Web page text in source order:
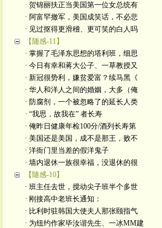
· 贺锦丽扶正当美国第一位女总统有
· 阿富罕撤军，美国成笑话，不必悲
· 见过抠得更滑稽、更可笑的白人吗
【随感-11】
· 掌握了毛泽东思想的塔利班，细思
· 今日有幸和蒋大公子、一草教授又
· 新冠很势利，嫌贫爱富？续马黑《
· 华人和洋人之间的婚姻，大多（俺
· 防腐剂，一个被忽略了的延长人类
· “我思，故我在” 者长寿
· 俺昨日健康年检100分/酒列长寿第
· 美国还是美国，成不是那王，败不
· 洋衙门里当差的假洋鬼子
· 墙内退休一族很幸福，没退休的很
【隨感-10】
· 班主任去世，搅动尖子班半个多世
· 刚接高中老班长通知：
· 比利时驻韩国大使夫人那张颐指气
· 为纽约作家毕汝谐先生、一冰MM建